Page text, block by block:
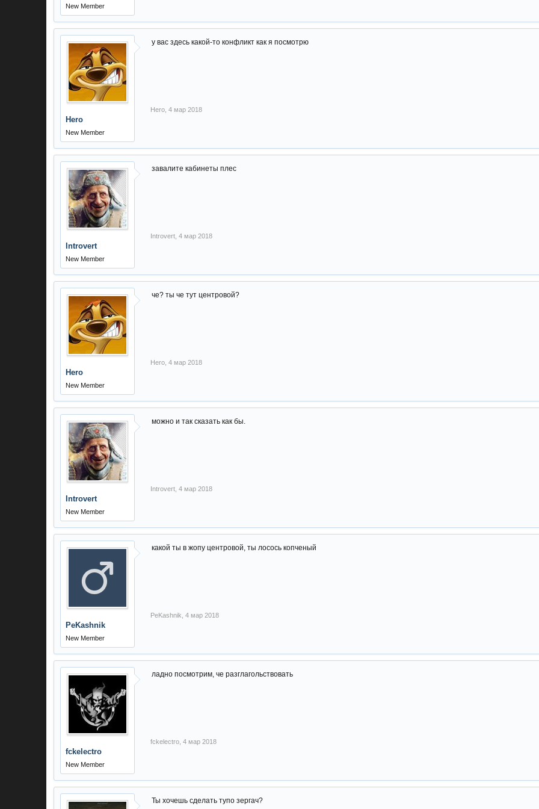
New Member
Hero
New Member
у вас здесь какой-то конфликт как я посмотрю
Hero 4 мар 2018
Introvert
New Member
завалите кабинеты плес
Introvert 4 мар 2018
Hero
New Member
че? ты че тут центровой?
Hero 4 мар 2018
Introvert
New Member
можно и так сказать как бы.
Introvert 4 мар 2018
PeKashnik
New Member
какой ты в жопу центровой, ты лосось копченый
PeKashnik 4 мар 2018
fckelectro
New Member
ладно посмотрим, че разглагольствовать
fckelectro 4 мар 2018
Ты хочешь сделать тупо зергач?